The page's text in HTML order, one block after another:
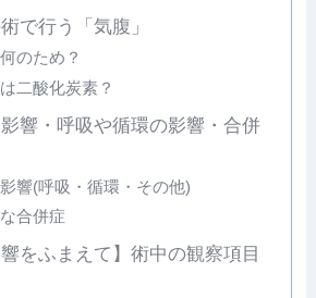
で行う「気腹」
のため？
二酸化炭素？
響・呼吸や循環の影響・合併
響(呼吸・循環・その他)
合併症
響をふまえて】術中の観察項目